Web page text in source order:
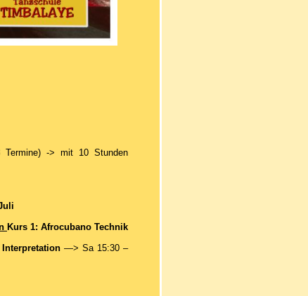
Termine)-> mit 10 Stunden
Kurs 1: Afrocubano Technik
—> Sa 15:30 –